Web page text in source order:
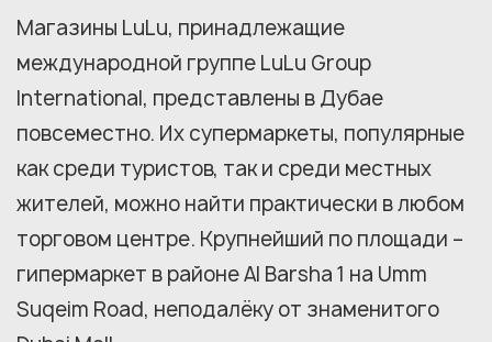
Магазины LuLu, принадлежащие
международной группе LuLu Group
International, представлены в Дубае
повсеместно. Их супермаркеты, популярные
как среди туристов, так и среди местных
жителей, можно найти практически в любом
торговом центре. Крупнейший по площади –
гипермаркет в районе Al Barsha 1 на Umm
Suqeim Road, неподалёку от знаменитого